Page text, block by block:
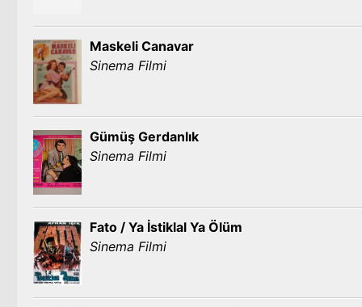
Maskeli Canavar
Sinema Filmi
Gümüş Gerdanlık
Sinema Filmi
Fato / Ya İstiklal Ya Ölüm
Sinema Filmi